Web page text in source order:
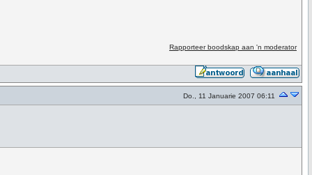
Rapporteer boodskap aan 'n moderator
Do., 11 Januarie 2007 06:11